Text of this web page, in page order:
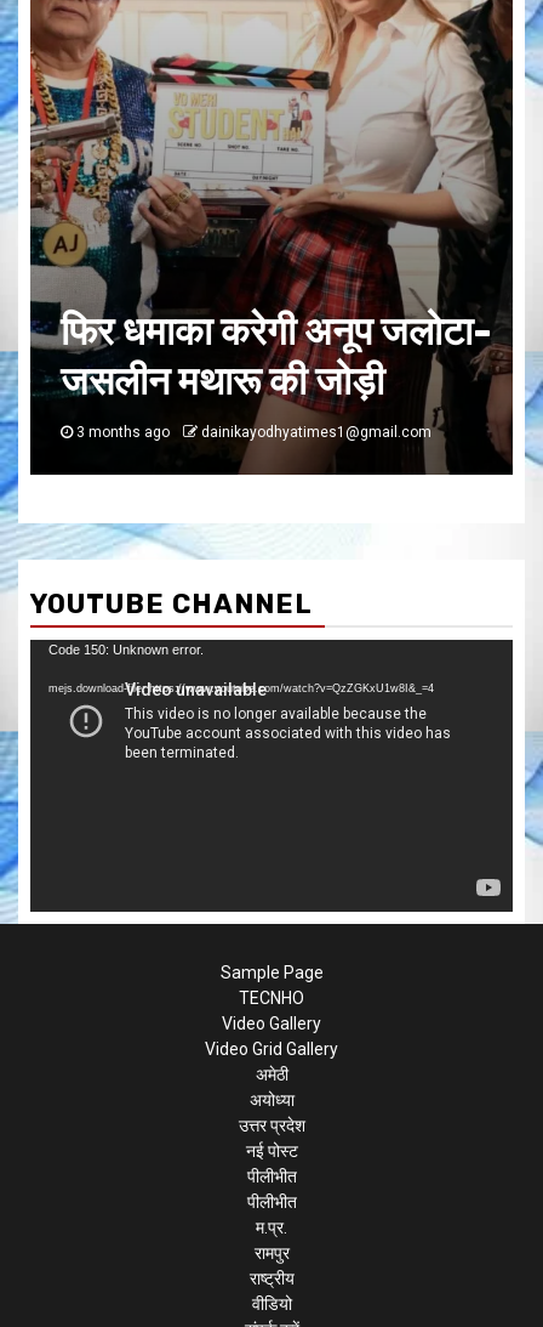
1 min read
नेपाल में होगी ‘वुमेनहुड’ की
3 months ago dainikayodhyatimes1@gmail.com
YOUTUBE CHANNEL
Video
Code 150: Unknown error.
mejs.download-file: https://www.youtube.com/watch?v=QzZGKxU1w8I&_=4
Sample Page
TECNHO
Video Gallery
Video Grid Gallery
अमेठी
अयोध्या
उत्तर प्रदेश
नई पोस्ट
पीलीभीत
पीलीभीत
म.प्र.
रामपुर
राष्ट्रीय
वीडियो